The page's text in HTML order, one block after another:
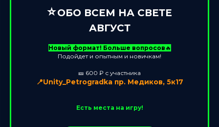
⭐️ОБО ВСЕМ НА СВЕТЕ
АВГУСТ
Новый формат! Больше вопросов 🔥
Подойдет и опытным и новичкам!
🎫 600 ₽ с участника
📍Unity_Petrogradka пр. Медиков, 5к17
Есть места на игру!